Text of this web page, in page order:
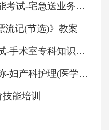
2025年服务行业技能考试-宅急送业务考试历年参考题库含答案解析(5套)
流记(节选)》教案
2025年医药卫生考试-手术室专科知识历年参考题库含答案解析(5套)
2025年医学高级职称-妇产科护理(医学高级)历年参考题库含答案解析(5套)
能培训